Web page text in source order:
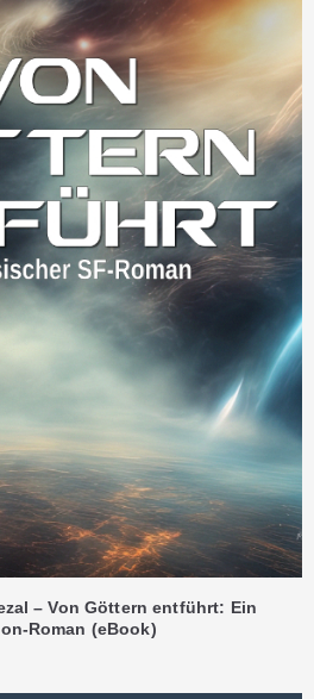
– Von Göttern entführt: Ein
Roman (eBook)